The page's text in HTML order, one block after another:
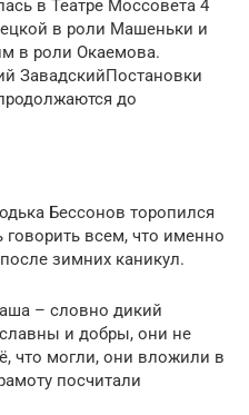
в Театре Моссовета 4
в роли Машеньки и
в роли Окаемова.
ЗавадскийПостановки
до
Бессонов торопился
всем, что именно
зимних каникул.
– словно дикий
и добры, они не
что могли, они вложили в
посчитали